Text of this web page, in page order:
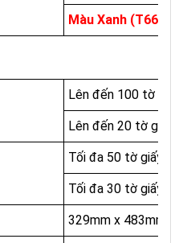
Màu Xanh
Lên đến 100 tờ A4
Lên đến 20 tờ giấy
Tối đa 50 tờ giấy A4
Tối đa 30 tờ giấy in
329mm x 483mm